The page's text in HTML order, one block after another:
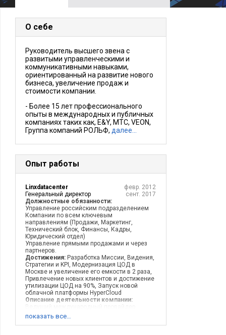
О себе
Руководитель высшего звена с
развитыми управленческими и
коммуникативными навыками,
ориентированный на развитие нового
бизнеса, увеличение продаж и
стоимости компании.
- Более 15 лет профессионального
опыты в международных и публичных
компаниях таких как, E&Y, МТС, VEON,
Группа компаний РОЛЬФ, далее…
Опыт работы
Linxdatacenter
Генеральный директор
февр. 2012
сент. 2017
Должностные обязанности:
Управление российским подразделением
Компании по всем ключевым
направлениям (Продажи, Маркетинг,
Технический блок, Финансы, Кадры,
Юридический отдел)
Управление прямыми продажами и через
партнеров.
Достижения: Разработка Миссии, Видения,
Стратегии и KPI, Модернизация ЦОД в
Москве и увеличение его емкости в 2 раза,
Привлечение новых клиентов и достижение
утилизации ЦОД на 90%, Запуск новой
облачной платформы HyperCloud
Описание деятельности компании:
облачных услуг и услуг центров обработки
показать все…